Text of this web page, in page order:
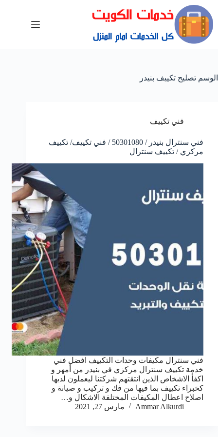
الوسم تصليح تكييف بنيدر
فني تكييف
فني سنترال بنيدر / 50301080 / فني تكييف/ تكييف
مركزي / تكييف سنترال
فني سنترال مكيفات وحدات التكييف افضل فني
خدمة تكييف سنترال مركزي في بنيدر من أمهر و
اكفأ الاشخاص الذين انتقتهم شركتنا ليعملون لديها
كخبراء تكييف بما فيها من فك و تركيب و صيانة و
اصلاح اعطال المكيفات المختلفة الاشكال و…
Ammar Alkurdi
مارس 27, 2021